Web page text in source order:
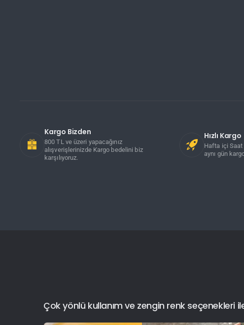
Kargo Bizden
800 TL ve üzeri yapacağınız
alışverişlerinizde Kargo bedelini biz
karşılıyoruz.
Hızlı Kargo
Hafta içi Saat
aynı gün
Çok yönlü kullanım ve zengin renk seçenekleri